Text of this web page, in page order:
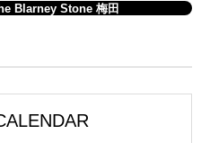
Blarney Stone 梅田